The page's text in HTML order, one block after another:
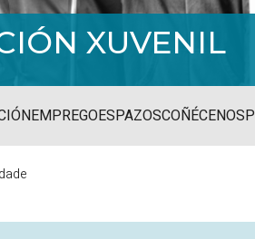
XUVENIL
EMPREGOESPAZOSCOÑÉCENOS